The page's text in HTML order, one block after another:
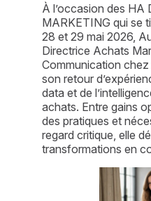
À l’occasion des HA
MARKETING qui se
28 et 29 mai 2026,
Directrice Achats
Communication
son retour
data et de
achats. Entre gains
des pratiques et
regard critique, elle
transformations en